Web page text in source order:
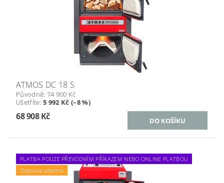
ATMOS DC 18 S
Původně: 74 900 Kč
Ušetříte:5 992 Kč (–8 %)
68 908 Kč
PLATBA POUZE PŘEVODNÍM PŘÍKAZEM NEBO ONLINE PLATBOU
Doprava zdarma